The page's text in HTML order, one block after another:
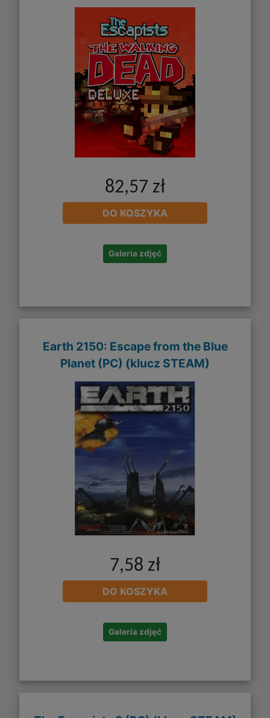
82,57 zł
DO KOSZYKA
Galeria zdjęć
Earth 2150: Escape from the Blue
Planet (PC) (klucz STEAM)
7,58 zł
DO KOSZYKA
Galeria zdjęć